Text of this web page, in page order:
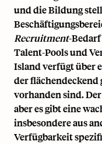
und die Bildung
Recruitment-
Talent-Pools und
Island verfügt über
der flächendeckend
vorhanden sind.
aber es gibt eine
insbesondere aus
Verfügbarkeit